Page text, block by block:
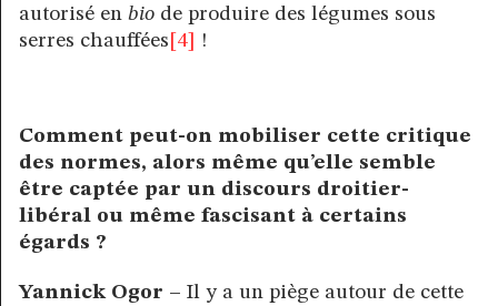
autorisé en bio de produire des légumes sous
serres chauffées[4] !
Comment peut-on mobiliser cette critique
des normes, alors même qu’elle semble
être captée par un discours droitier-
libéral ou même fascisant à certains
égards ?
Yannick Ogor – Il y a un piège autour de cette